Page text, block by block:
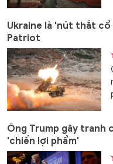
Ukraine là 'nút thắt
Patriot
Ông Trump gây tranh
'chiến lợi phẩm'